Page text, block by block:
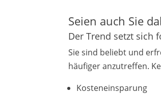
Seien auch Sie
Der Trend setzt sich
Sie sind beliebt und
häufiger anzutreffen.
Kosteneinsparung